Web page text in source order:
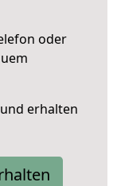
oder
und erhalten